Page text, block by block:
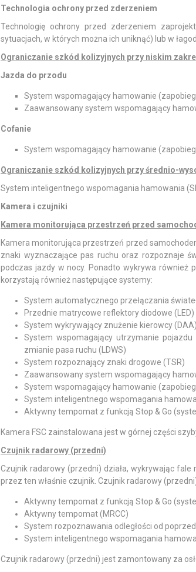
Technologia ochrony przed zderzeniem
Technologię ochrony przed zderzeniem
sytuacjach, w których można ich uniknąć) lub w
Ograniczanie szkód kolizyjnych przy niskim
Jazda do przodu
System wspomagający hamowanie
Zaawansowany system wspomagający
Cofanie
System wspomagający hamowanie
Ograniczanie szkód kolizyjnych przy średnio-
System inteligentnego wspomagania hamowania
Kamera i czujniki
Kamera monitorująca przestrzeń przed
Kamera monitorująca przestrzeń przed
znaki wyznaczające pas ruchu oraz rozpoznaje
podczas jazdy w nocy. Ponadto wykrywa również
korzystają również następujące systemy:
System automatycznego przełączania
Przednie matrycowe reflektory diodowe
System wykrywający znużenie kierowcy (DAA)
System wspomagający utrzymanie
zmianie pasa ruchu (LDWS)
System rozpoznający znaki drogowe (TSR)
Zaawansowany system wspomagający
System wspomagający hamowanie
System inteligentnego wspomagania
Aktywny tempomat z funkcją Stop & Go
Kamera FSC zainstalowana jest w górnej części
Czujnik radarowy (przedni)
Czujnik radarowy (przedni) działa, wykrywając
przez ten właśnie czujnik. Czujnik radarowy
Aktywny tempomat z funkcją Stop & Go
Aktywny tempomat (MRCC)
System rozpoznawania odległości od
System inteligentnego wspomagania
Czujnik radarowy (przedni) jest zamontowany za